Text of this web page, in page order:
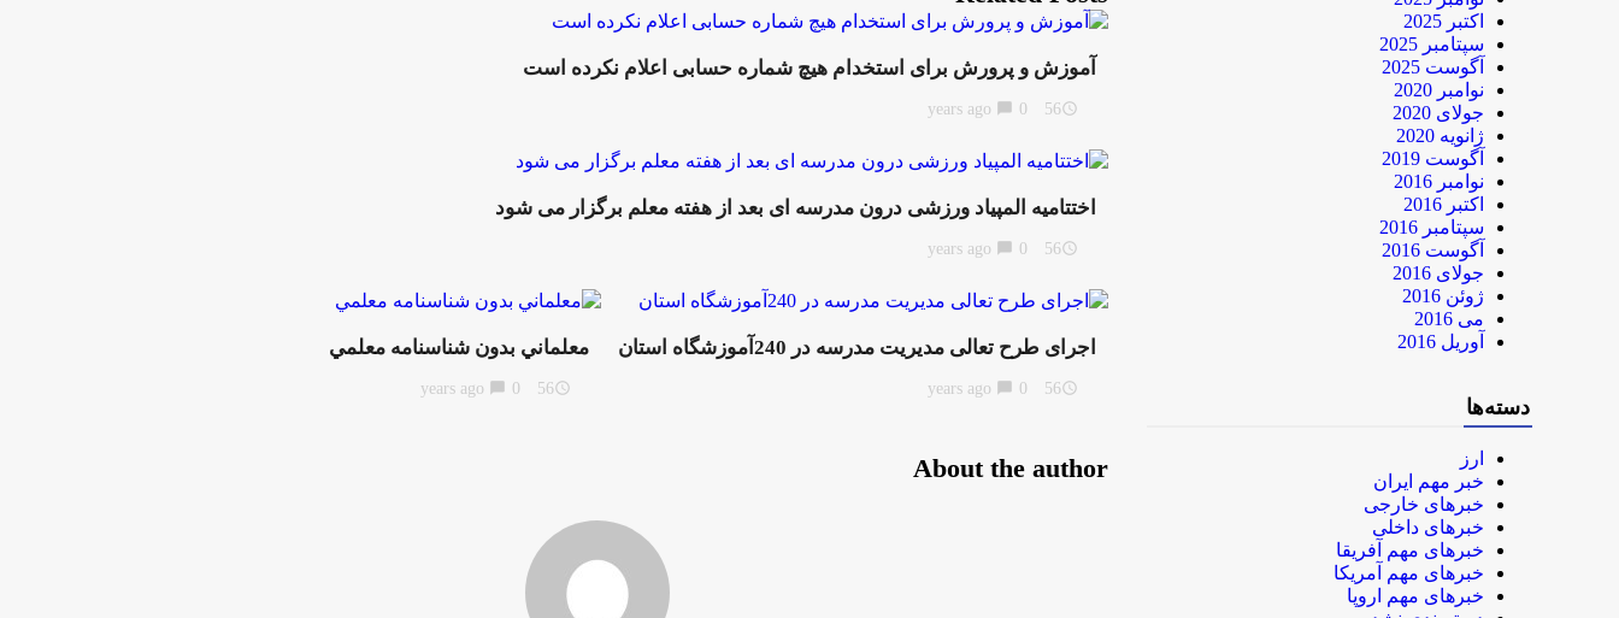
آموزش و پرورش برای استخدام هیچ شماره حسابی اعلام نکرده است
access_time
56 years ago
chat_bubble 0
اختتامیه المپیاد ورزشی درون مدرسه ای بعد از هفته معلم برگزار می شود
access_time
56 years ago
chat_bubble 0
اجرای طرح تعالی مدیریت مدرسه در 240آموزشگاه استان
access_time
56 years ago
chat_bubble 0
معلماني بدون شناسنامه معلمي
access_time
56 years ago
chat_bubble 0
About the author
اکتبر 2025
سپتامبر 2025
آگوست 2025
نوامبر 2020
جولای 2020
ژانویه 2020
آگوست 2019
نوامبر 2016
اکتبر 2016
سپتامبر 2016
آگوست 2016
جولای 2016
ژوئن 2016
می 2016
آوریل 2016
دسته‌ها
ارز
خبر مهم ایران
خبرهای خارجی
خبرهای داخلی
خبرهای مهم آفریقا
خبرهای مهم آمریکا
خبرهای مهم اروپا